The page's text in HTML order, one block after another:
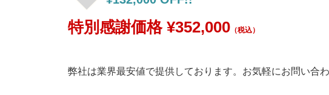
特別感謝価格 ¥352,000 （税込）
弊社は業界最安値で提供しております。お気軽にお問い合